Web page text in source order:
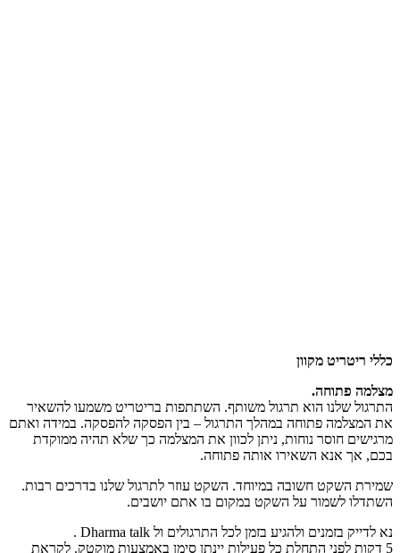
כללי ריטריט מקוון
מצלמה פתוחה.
התרגול שלנו הוא תרגול משותף. השתתפות בריטריט משמעו להשאיר
את המצלמה פתוחה במהלך התרגול – בין הפסקה להפסקה. במידה ואתם
מרגישים חוסר נוחות, ניתן לכוון את המצלמה כך שלא תהיה ממוקדת
בכם, אך אנא השאירו אותה פתוחה.
שמירת השקט חשובה במיוחד. השקט עוזר לתרגול שלנו בדרכים רבות.
השתדלו לשמור על השקט במקום בו אתם יושבים.
נא לדייק בזמנים ולהגיע בזמן לכל התרגולים ול Dharma talk .
5 דקות לפני התחלת כל פעילות יינתן סימן באמצעות מוקטק. לקראת